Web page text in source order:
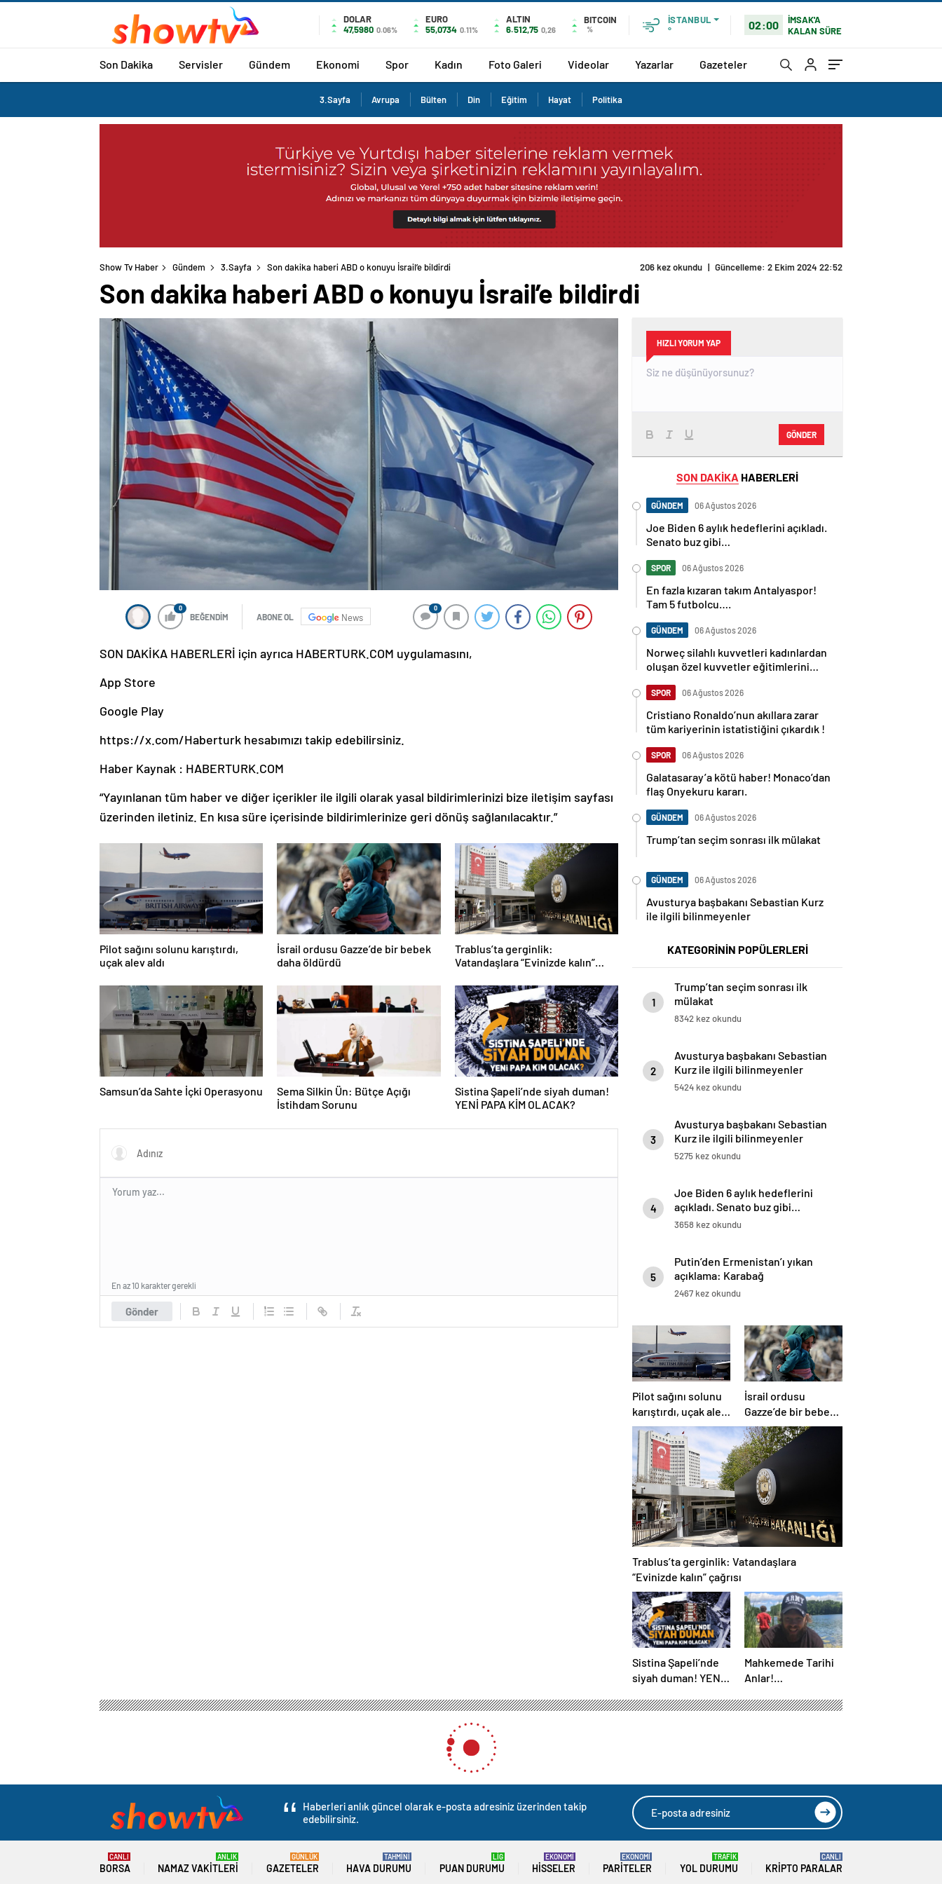
DOLAR
47,5980 0.06%
EURO
55,0734 0.11%
ALTIN
6.512,75 0,26
BITCOIN
%
İSTANBUL
°
02:00
İMSAK'A
KALAN SÜRE
Son Dakika Servisler Gündem Ekonomi Spor Kadın Foto Galeri Videolar Yazarlar Gazeteler
3.Sayfa Avrupa Bülten Din Eğitim Hayat Politika
Show Tv Haber Gündem 3.Sayfa Son dakika haberi ABD o konuyu İsrail’e bildirdi 206 kez okundu | Güncelleme: 2 Ekim 2024 22:52
Son dakika haberi ABD o konuyu İsrail’e bildirdi
0
BEĞENDİM ABONE OL News
0
SON DAKİKA HABERLERİ için ayrıca HABERTURK.COM uygulamasını,
App Store
Google Play
https://x.com/Haberturk hesabımızı takip edebilirsiniz.
Haber Kaynak : HABERTURK.COM
“Yayınlanan tüm haber ve diğer içerikler ile ilgili olarak yasal bildirimlerinizi bize iletişim sayfası
üzerinden iletiniz. En kısa süre içerisinde bildirimlerinize geri dönüş sağlanılacaktır.”
Pilot sağını solunu karıştırdı,
uçak alev aldı
İsrail ordusu Gazze’de bir bebek
daha öldürdü
Trablus’ta gerginlik:
Vatandaşlara “Evinizde kalın”
Samsun’da Sahte İçki Operasyonu
Sema Silkin Ün: Bütçe Açığı
İstihdam Sorunu
Sistina Şapeli’nde siyah duman!
YENİ PAPA KİM OLACAK?
Gönder
En az 10 karakter gerekli
HIZLI YORUM YAP
GÖNDER
SON DAKİKA HABERLERİ
GÜNDEM 06 Ağustos 2026
Joe Biden 6 aylık hedeflerini açıkladı.
Senato buz gibi…
SPOR 06 Ağustos 2026
En fazla kızaran takım Antalyaspor!
Tam 5 futbolcu….
GÜNDEM 06 Ağustos 2026
Norweç silahlı kuvvetleri kadınlardan
oluşan özel kuvvetler eğitimlerini
SPOR 06 Ağustos 2026
Cristiano Ronaldo’nun akıllara zarar
tüm kariyerinin istatistiğini çıkardık !
SPOR 06 Ağustos 2026
Galatasaray’a kötü haber! Monaco’dan
flaş Onyekuru kararı.
GÜNDEM 06 Ağustos 2026
Trump’tan seçim sonrası ilk mülakat
GÜNDEM 06 Ağustos 2026
Avusturya başbakanı Sebastian Kurz
ile ilgili bilinmeyenler
KATEGORİNİN POPÜLERLERİ
1
Trump’tan seçim sonrası ilk
mülakat
8342 kez okundu
2
Avusturya başbakanı Sebastian
Kurz ile ilgili bilinmeyenler
5424 kez okundu
3
Avusturya başbakanı Sebastian
Kurz ile ilgili bilinmeyenler
5275 kez okundu
4
Joe Biden 6 aylık hedeflerini
açıkladı. Senato buz gibi…
3658 kez okundu
5
Putin’den Ermenistan’ı yıkan
açıklama: Karabağ
Azerbaycan’ın ayrılmaz bir
2467 kez okundu
Pilot sağını solunu
karıştırdı, uçak alev
aldı
İsrail ordusu
Gazze’de bir bebek
daha öldürdü
Trablus’ta gerginlik: Vatandaşlara
“Evinizde kalın” çağrısı
Sistina Şapeli’nde
siyah duman! YENİ
Mahkemede Tarihi
Anlar!
Sonra, Katiline
Haberleri anlık güncel olarak e-posta adresiniz üzerinden takip
edebilirsiniz.
BORSA
CANLI
NAMAZ VAKITLERI
ANLIK
GAZETELER
GÜNLÜK
HAVA DURUMU
TAHMİNİ
PUAN DURUMU
LİG
HISSELER
EKONOMİ
PARITELER
EKONOMİ
YOL DURUMU
TRAFİK
KRIPTO PARALAR
CANLI